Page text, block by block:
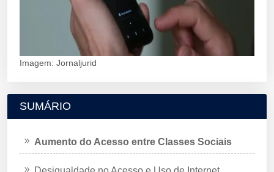
Imagem: Jornaljurid
SUMÁRIO
Aumento do Acesso entre Classes Sociais